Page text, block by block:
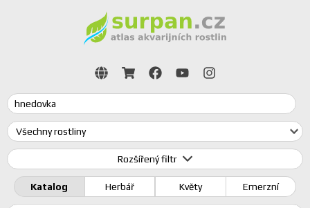
Rozšířený filtr
Katalog Herbář Květy Emerzní